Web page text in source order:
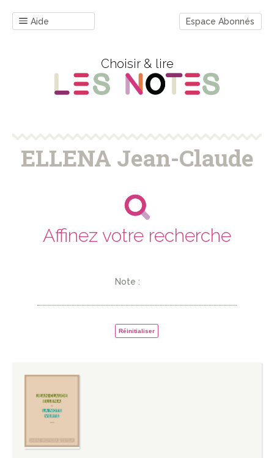
Aide Espace Abonnés
Choisir & lire
ELLENA Jean-Claude
Affinez votre recherche
Note :
Réinitialiser